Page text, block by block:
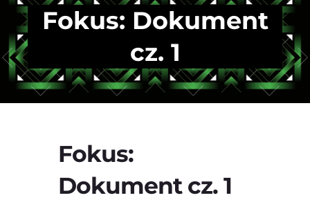
Fokus: Dokument
cz. 1
Fokus:
Dokument cz. 1